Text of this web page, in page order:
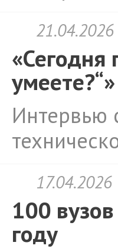
21.04.2026
«Сегодня
умеете?“»
Интервью
17.04.2026
100
году